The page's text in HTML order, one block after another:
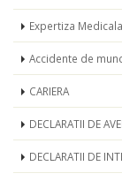
Expertiza Medicala
Accidente de
CARIERA
DECLARATII DE
DECLARATII DE